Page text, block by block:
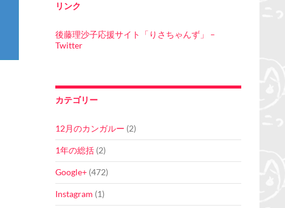
リンク
後藤理沙子応援サイト「りさちゃんず」 –
Twitter
カテゴリー
12月のカンガルー (2)
1年の総括 (2)
Google+ (472)
Instagram (1)